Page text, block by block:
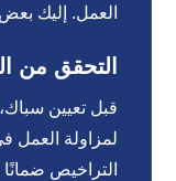
العمل. إليك
التحقق من
قبل تعيين
لمزاولة العمل
التراخيص